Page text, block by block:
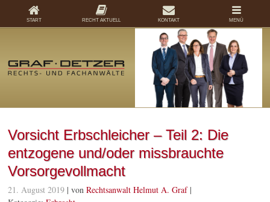
Vorsicht Erbschleicher – Teil 2: Die
entzogene und/oder missbrauchte
Vorsorgevollmacht
21. August 2019 | vonRechtsanwalt Helmut A. Graf|
START RECHT AKTUELL KONTAKT MENÜ